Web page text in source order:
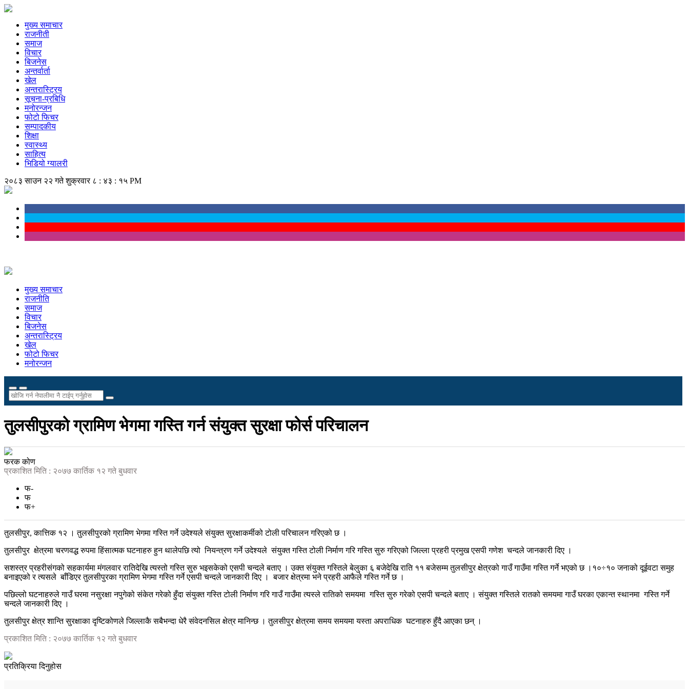
मुख्य समाचार
राजनीती
समाज
विचार
बिजनेस
अन्तर्वार्ता
खेल
अन्तरास्ट्रिय
सूचना-प्रबिधि
मनोरन्जन
फोटो फिचर
सम्पादकीय
शिक्षा
स्वास्थ्य
साहित्य
भिडियो ग्यालरी
२०८३ साउन २२ गते शुक्रवार ८ : ४३ : १५ PM
मुख्य समाचार
राजनीति
समाज
विचार
बिजनेस
अन्तरास्ट्रिय
खेल
फोटो फिचर
मनोरन्जन
तुलसीपुरको ग्रामिण भेगमा गस्ति गर्न संयुक्त सुरक्षा फोर्स परिचालन
फरक कोण
प्रकाशित मिति : २०७७ कार्तिक १२ गते बुधवार
फ-
फ
फ+
तुलसीपुर, कात्तिक १२ । तुलसीपुरको ग्रामिण भेगमा गस्ति गर्ने उदेश्यले संयुक्त सुरक्षाकर्मीको टोली परिचालन गरिएको छ ।
तुलसीपुर क्षेत्रमा चरणवद्ध रुपमा हिंसात्मक घटनाहरु हुन थालेपछि त्यो नियन्त्रण गर्ने उदेश्यले संयुक्त गस्ति टोली निर्माण गरि गस्ति सुरु गरिएको जिल्ला प्रहरी प्रमुख एसपी गणेश चन्दले जानकारी दिए ।
सशस्त्र प्रहरीसंगको सहकार्यमा मंगलवार रातिदेखि त्यस्तो गस्ति सुरु भइसकेको एसपी चन्दले बताए । उक्त संयुक्त गस्तिले बेलुका ६ बजेदेखि राति ११ बजेसम्म तुलसीपुर क्षेत्रको गाउँ गाउँमा गस्ति गर्ने भएको छ ।१०÷१० जनाको दूईवटा समुह
बनाइएको र त्यसले बाँडिएर तुलसीपुरका ग्रामिण भेगमा गस्ति गर्ने एसपी चन्दले जानकारी दिए ।
बजार क्षेत्रमा भने प्रहरी आफैले गस्ति गर्ने छ ।
पछिल्लो घटनाहरुले गाउँ घरमा नसुरक्षा नपुगेको संकेत गरेको हुँदा संयुक्त गस्ति टोली निर्माण गरि गाउँ गाउँमा त्यस्ले रातिको समयमा गस्ति सुरु गरेको एसपी चन्दले बताए । संयुक्त गस्तिले रातको समयमा गाउँ घरका एकान्त स्थानमा गस्ति गर्ने
चन्दले जानकारी दिए ।
तुलसीपुर क्षेत्र शान्ति सुरक्षाका दृष्टिकोणले जिल्लाकै सबैभन्दा धेरै संवेदनसिल क्षेत्र मानिन्छ । तुलसीपुर क्षेत्रमा समय समयमा यस्ता अपराधिक घटनाहरु हुँदै आएका छन् ।
प्रकाशित मिति : २०७७ कार्तिक १२ गते बुधवार
प्रतिक्रिया दिनुहोस